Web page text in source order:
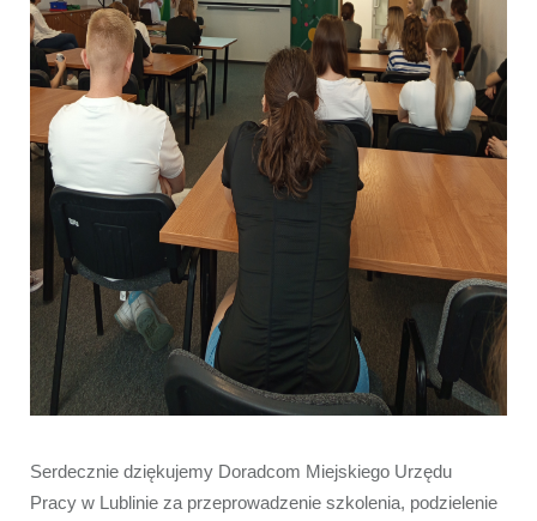
Serdecznie dziękujemy Doradcom Miejskiego Urzędu
Pracy w Lublinie za przeprowadzenie szkolenia, podzielenie